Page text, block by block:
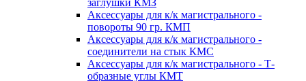
заглушки КМЗ
Аксессуары для к/к магистрального -
повороты 90 гр. КМП
Аксессуары для к/к магистрального -
соединители на стык КМС
Аксессуары для к/к магистрального - Т-
образные углы КМТ